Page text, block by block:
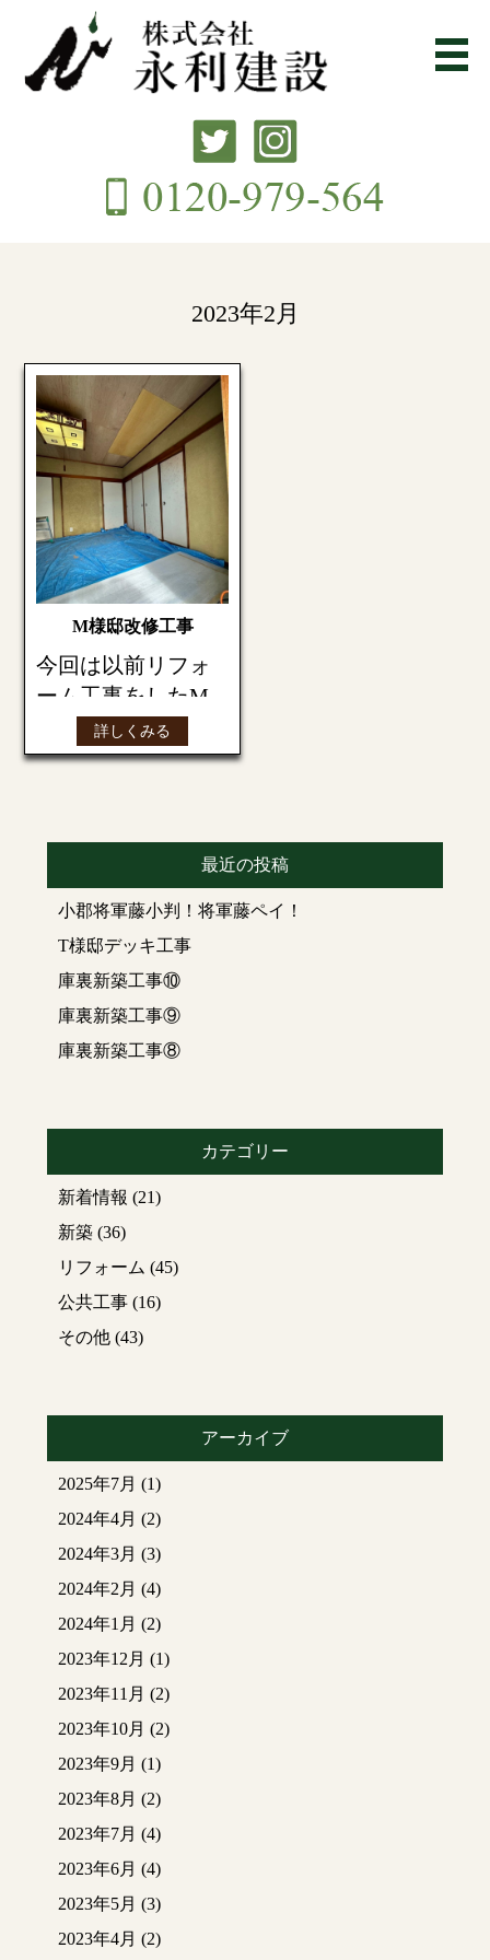
2023年2月
M様邸改修工事
今回は以前リフォ
ーム工事をしたM
様より
天井・壁(クロス貼
ました
BEFORE写真
和室
壁はじゅらく壁、天井
はラミネート天井)
表面処理を施した化粧
合板の一種で、模様が
塗り
壁の中でも“土”を仕上げ
に塗る土壁の種類
廊下(クロス仕上げ)
上げ)
洋間(床を養生してクロ
和室は、まず床を養生
してじゅらく壁の上か
ら大工さんがベニヤを
取り付け
その上から業者さんが
⇩⇩⇩
天井はラミネート天井
の上からベニヤを取り
貼られました
洋間は下地ボードが古
付けられました
廊下は石膏ボードの上
詳しくみる
最近の投稿
小郡将軍藤小判！将軍藤ペイ！
T様邸デッキ工事
庫裏新築工事⑩
庫裏新築工事⑨
庫裏新築工事⑧
カテゴリー
新着情報 (21)
新築(36)
リフォーム (45)
公共工事(16)
その他(43)
アーカイブ
2025年7月 (1)
2024年4月 (2)
2024年3月 (3)
2024年2月 (4)
2024年1月 (2)
2023年12月 (1)
2023年11月 (2)
2023年10月 (2)
2023年9月 (1)
2023年8月 (2)
2023年7月 (4)
2023年6月 (4)
2023年5月 (3)
2023年4月 (2)